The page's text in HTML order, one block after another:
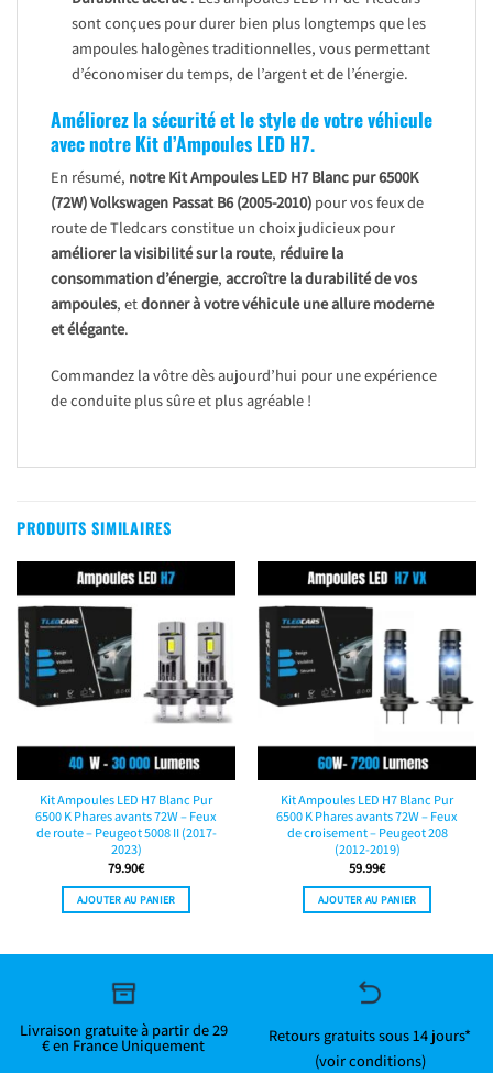
sont conçues pour durer bien plus longtemps que les
ampoules halogènes traditionnelles, vous permettant
d’économiser du temps, de l’argent et de l’énergie.
Améliorez la sécurité et le style de votre véhicule
avec notre Kit d’Ampoules LED H7.
En résumé, notre Kit Ampoules LED H7 Blanc pur 6500K
(72W) Volkswagen Passat B6 (2005-2010) pour vos feux de
route de Tledcars constitue un choix judicieux pour
améliorer la visibilité sur la route, réduire la
consommation d’énergie, accroître la durabilité de vos
ampoules, etdonner à votre véhicule une allure moderne
et élégante.
Commandez la vôtre dès aujourd’hui pour une expérience
de conduite plus sûre et plus agréable !
PRODUITS SIMILAIRES
Kit Ampoules LED H7 Blanc Pur
6500 K Phares avants 72W – Feux
de route – Peugeot 5008 II (2017-
2023)
79.90€
AJOUTER AU PANIER
Kit Ampoules LED H7 Blanc Pur
6500 K Phares avants 72W – Feux
de croisement – Peugeot 208
(2012-2019)
59.99€
AJOUTER AU PANIER
Livraison gratuite à partir de 29
€ en France Uniquement
Retours gratuits sous 14 jours*
(voir conditions)